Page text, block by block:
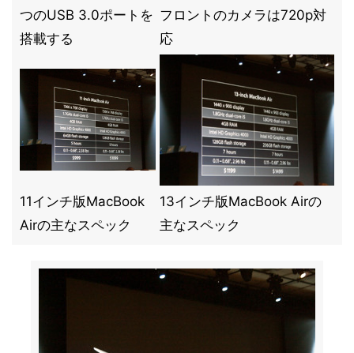
つのUSB 3.0ポートを
搭載する
フロントのカメラは720p対
応
11インチ版MacBook
Airの主なスペック
13インチ版MacBook Airの
主なスペック